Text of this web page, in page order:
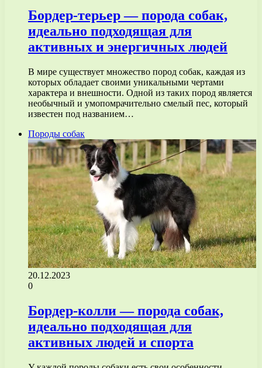
Бордер-терьер — порода собак,
идеально подходящая для
активных и энергичных людей
В мире существует множество пород собак, каждая из
которых обладает своими уникальными чертами
характера и внешности. Одной из таких пород является
необычный и умопомрачительно смелый пес, который
известен под названием…
Породы собак
20.12.2023
0
Бордер-колли — порода собак,
идеально подходящая для
активных людей и спорта